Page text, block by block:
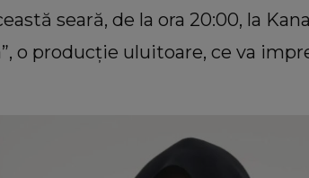
seară, de la ora 20:00, la
o producție uluitoare, ce va